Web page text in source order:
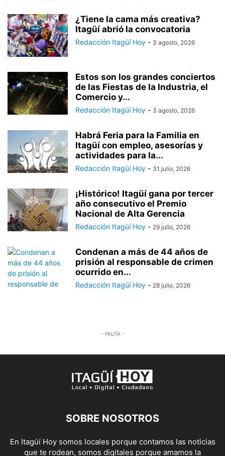
¿Tiene la cama más creativa?
Itagüí abrió la convocatoria
Redacción Itagüí Hoy - 3 agosto, 2026
Estos son los grandes conciertos
de las Fiestas de la Industria, el
Comercio y...
Redacción Itagüí Hoy - 3 agosto, 2026
Habrá Feria para la Familia en
Itagüí con empleo, asesorías y
actividades para la...
Redacción Itagüí Hoy - 31 julio, 2026
¡Histórico! Itagüí gana por tercer
año consecutivo el Premio
Nacional de Alta Gerencia
Redacción Itagüí Hoy - 29 julio, 2026
Condenan a más de 44 años de
prisión al responsable de crimen
ocurrido en...
Redacción Itagüí Hoy - 28 julio, 2026
- PAUTA -
SOBRE NOSOTROS
En Itagüí Hoy somos locales porque contamos las noticias
que te rodean, somos digitales porque amamos la